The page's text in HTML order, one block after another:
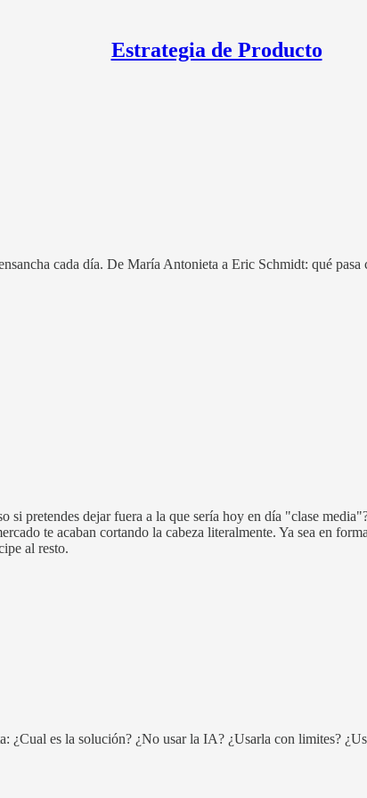
Estrategia de Producto
cada día. De María Antonieta a Eric Schmidt: qué
pretendes dejar fuera a la que sería hoy en día "clase
te acaban cortando la cabeza literalmente. Ya sea en
al resto.
¿Cual es la solución? ¿No usar la IA? ¿Usarla con limites?